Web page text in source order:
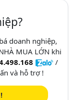
doanh nghiệp,
MUA LỚN khi
/
và hỗ trợ !